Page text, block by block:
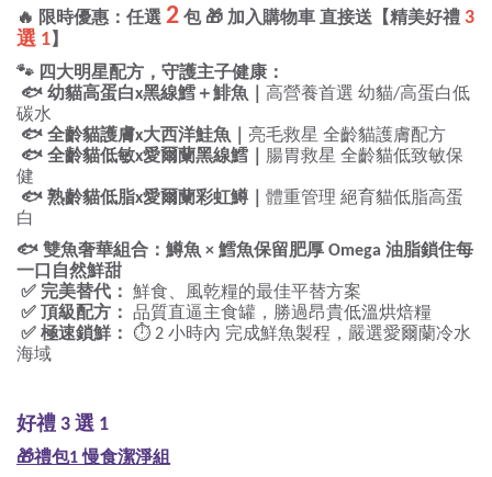
🔥 限時優惠：任選 2 包 🎁 加入購物車 直接送【精美好禮
選 1】
🐾 四大明星配方，守護主子健康：
🐟 幼貓高蛋白x黑線鱈＋鯡魚｜ 高營養首選 幼貓/高蛋白低
碳水
🐟 全齡貓護膚x大西洋鮭魚｜ 亮毛救星 全齡貓護膚配方
🐟 全齡貓低敏x愛爾蘭黑線鱈｜ 腸胃救星 全齡貓低致敏保
健
🐟 熟齡貓低脂x愛爾蘭彩虹鱒｜ 體重管理 絕育貓低脂高蛋
白
🐟 雙魚奢華組合：鱒魚 × 鱈魚保留肥厚 Omega 油脂鎖住每
一口自然鮮甜
✅ 完美替代： 鮮食、風乾糧的最佳平替方案
✅ 頂級配方： 品質直逼主食罐，勝過昂貴低溫烘焙糧
✅ 極速鎖鮮： ⏱ 2 小時內 完成鮮魚製程，嚴選愛爾蘭冷水
海域
好禮 3 選 1
🎁禮包1 慢食潔淨組